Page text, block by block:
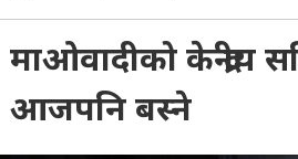
माओवादीको केन्द्रीय
आजपनि बस्ने